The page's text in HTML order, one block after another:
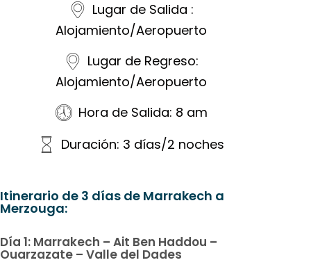
Lugar de Salida :
Alojamiento/Aeropuerto
Lugar de Regreso:
Alojamiento/Aeropuerto
Hora de Salida: 8 am
Duración: 3 días/2 noches
Itinerario de 3 días de Marrakech a
Merzouga:
Día 1: Marrakech – Ait Ben Haddou –
Ouarzazate – Valle del Dades